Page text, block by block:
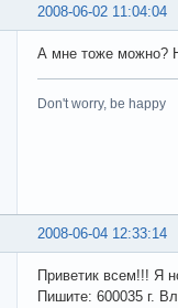
2008-06-02 11:04:04
А мне тоже можно?
Don't worry, be happy
2008-06-04 12:33:14
Приветик всем!!! Я
Пишите: 600035 г.